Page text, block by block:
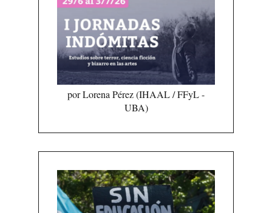
por Lorena Pérez (IHAAL / FFyL -
UBA)